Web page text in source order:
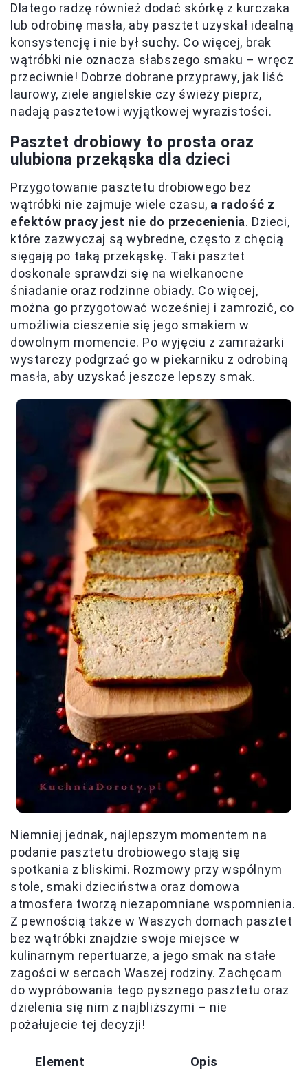
Dlatego radzę również dodać skórkę z kurczaka
lub odrobinę masła, aby pasztet uzyskał idealną
konsystencję i nie był suchy. Co więcej, brak
wątróbki nie oznacza słabszego smaku – wręcz
przeciwnie! Dobrze dobrane przyprawy, jak liść
laurowy, ziele angielskie czy świeży pieprz,
nadają pasztetowi wyjątkowej wyrazistości.
Pasztet drobiowy to prosta oraz
ulubiona przekąska dla dzieci
Przygotowanie pasztetu drobiowego bez
wątróbki nie zajmuje wiele czasu, a radość z
efektów pracy jest nie do przecenienia. Dzieci,
które zazwyczaj są wybredne, często z chęcią
sięgają po taką przekąskę. Taki pasztet
doskonale sprawdzi się na wielkanocne
śniadanie oraz rodzinne obiady. Co więcej,
można go przygotować wcześniej i zamrozić, co
umożliwia cieszenie się jego smakiem w
dowolnym momencie. Po wyjęciu z zamrażarki
wystarczy podgrzać go w piekarniku z odrobiną
masła, aby uzyskać jeszcze lepszy smak.
Niemniej jednak, najlepszym momentem na
podanie pasztetu drobiowego stają się
spotkania z bliskimi. Rozmowy przy wspólnym
stole, smaki dzieciństwa oraz domowa
atmosfera tworzą niezapomniane wspomnienia.
Z pewnością także w Waszych domach pasztet
bez wątróbki znajdzie swoje miejsce w
kulinarnym repertuarze, a jego smak na stałe
zagości w sercach Waszej rodziny. Zachęcam
do wypróbowania tego pysznego pasztetu oraz
dzielenia się nim z najbliższymi – nie
pożałujecie tej decyzji!
Element Opis